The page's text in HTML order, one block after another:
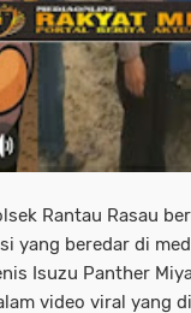
Rantau Rasau
yang beredar di
Isuzu Panther
video viral yang